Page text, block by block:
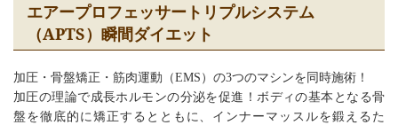
エアープロフェッサートリプルシステム
（APTS）瞬間ダイエット
加圧・骨盤矯正・筋肉運動（EMS）の3つのマシンを同時施術！
加圧の理論で成長ホルモンの分泌を促進！ボディの基本となる骨
盤を徹底的に矯正するとともに、インナーマッスルを鍛えるた